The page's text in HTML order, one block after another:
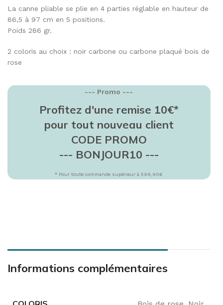
La canne pliable se plie en 4 parties réglable en hauteur de
86,5 à 97 cm en 5 positions.
Poids 286 gr.
2 coloris au choix : noir carbone ou carbone plaqué bois de
rose
--- Promo ---
Profitez d'une remise 10€*
pour tout nouveau client
CODE PROMO
--- BONJOUR10 ---
* Pour toute commande supérieur à 599,90€
Informations complémentaires